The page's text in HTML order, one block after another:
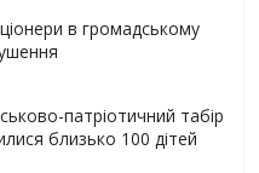
в громадському
патріотичний табір
близько 100 дітей